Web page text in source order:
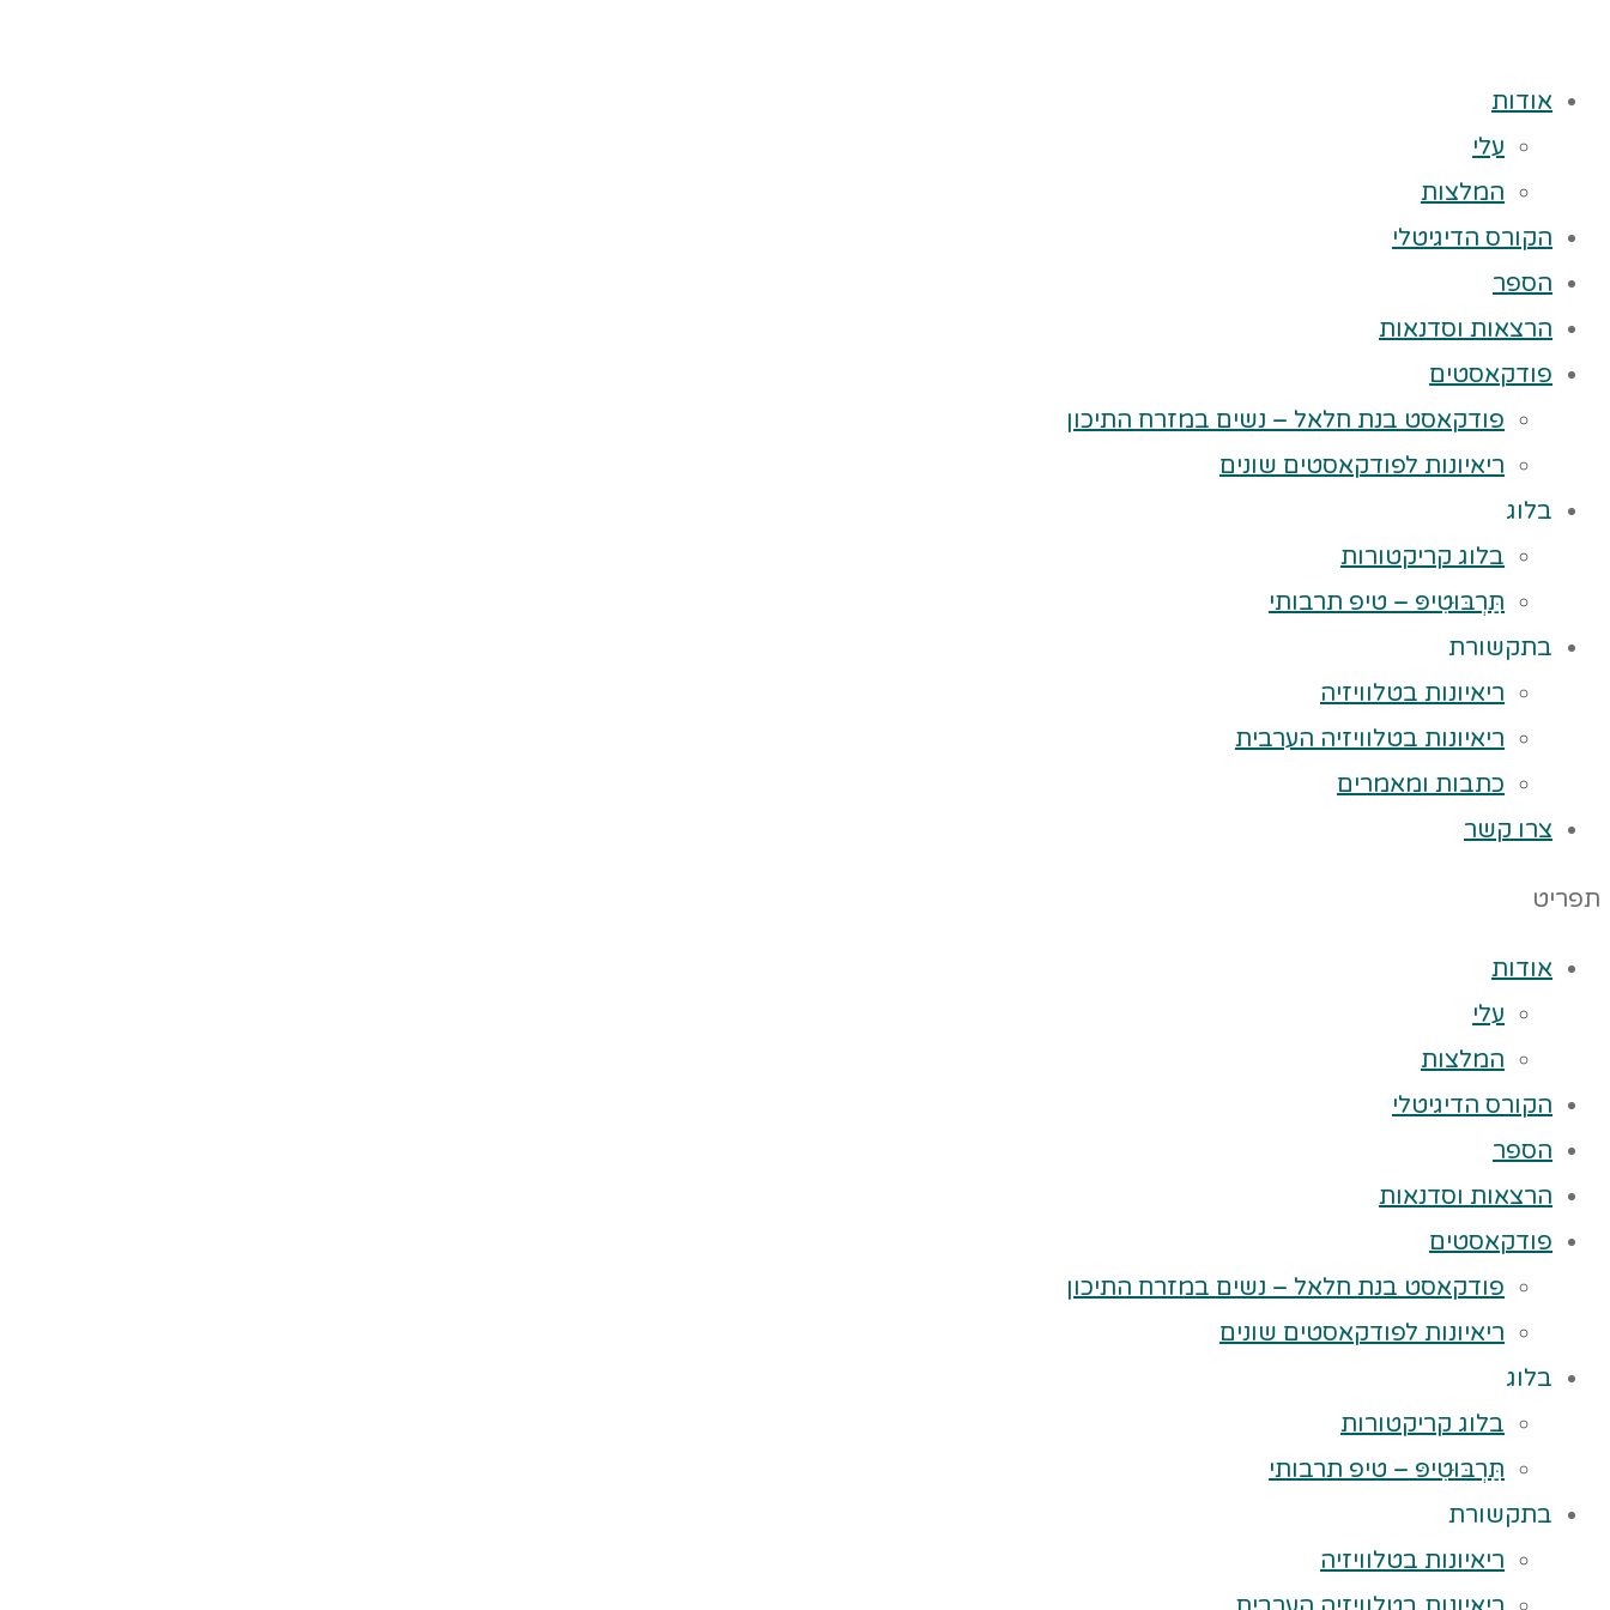
אודות
עלי
המלצות
הקורס הדיגיטלי
הספר
הרצאות וסדנאות
פודקאסטים
פודקאסט בנת חלאל – נשים במזרח התיכון
ריאיונות לפודקאסטים שונים
בלוג
בלוג קריקטורות
תַּרְבּוּטִיפּ – טיפ תרבותי
בתקשורת
ריאיונות בטלוויזיה
ריאיונות בטלוויזיה הערבית
כתבות ומאמרים
צרו קשר
תפריט
אודות
עלי
המלצות
הקורס הדיגיטלי
הספר
הרצאות וסדנאות
פודקאסטים
פודקאסט בנת חלאל – נשים במזרח התיכון
ריאיונות לפודקאסטים שונים
בלוג
בלוג קריקטורות
תַּרְבּוּטִיפּ – טיפ תרבותי
בתקשורת
ריאיונות בטלוויזיה